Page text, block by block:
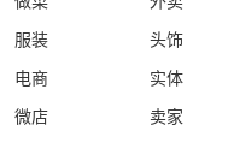
服装
头饰
电商
实体
微店
卖家